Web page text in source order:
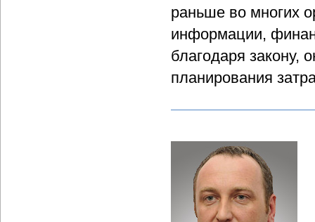
раньше во многих
информации,
благодаря закону,
планирования